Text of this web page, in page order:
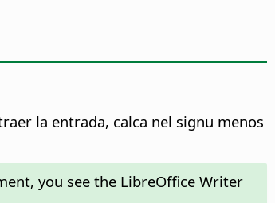
la entrada, calca nel signu menos
you see the LibreOffice Writer